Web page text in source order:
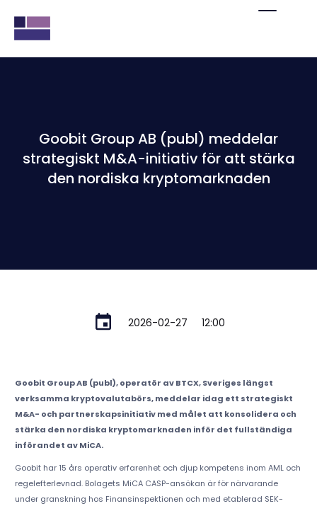
Goobit Group AB (publ) meddelar
strategiskt M&A-initiativ för att stärka
den nordiska kryptomarknaden
2026-02-27 12:00
Goobit Group AB (publ), operatör av BTCX, Sveriges längst
verksamma kryptovalutabörs, meddelar idag ett strategiskt
M&A- och partnerskapsinitiativ med målet att konsolidera och
stärka den nordiska kryptomarknaden inför det fullständiga
införandet av MiCA.
Goobit har 15 års operativ erfarenhet och djup kompetens inom AML och
regelefterlevnad. Bolagets MiCA CASP-ansökan är för närvarande
under granskning hos Finansinspektionen och med etablerad SEK-